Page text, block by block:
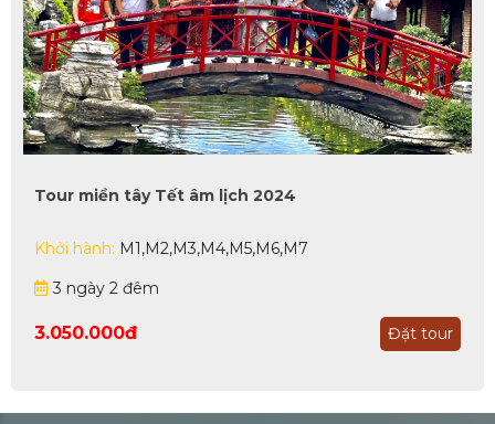
Tour miền tây Tết âm lịch 2024
Khởi hành: M1,M2,M3,M4,M5,M6,M7
3 ngày 2 đêm
3.050.000đ Đặt tour